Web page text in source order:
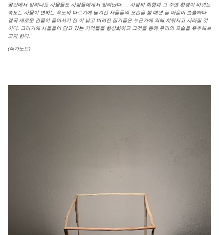
공간에서 밀려나듯 사물들도 사람들에게서 밀려난다. ... 사람의 취향과 그 주변 환경이 바뀌는
속도는 사물이 변하는 속도와 다르기에 남겨진 사물들의 모습을 볼 때면 늘 마음이 씁쓸하다.
결국 새로운 건물이 들어서기 전 이 낡고 버려진 집기들은 누군가에 의해 치워지고 사라질 것
이다. 그러기에 사물들이 담고 있는 기억들을 형상화하고 그것을 통해 우리의 모습을 유추해보
고자 한다."
(작가노트)